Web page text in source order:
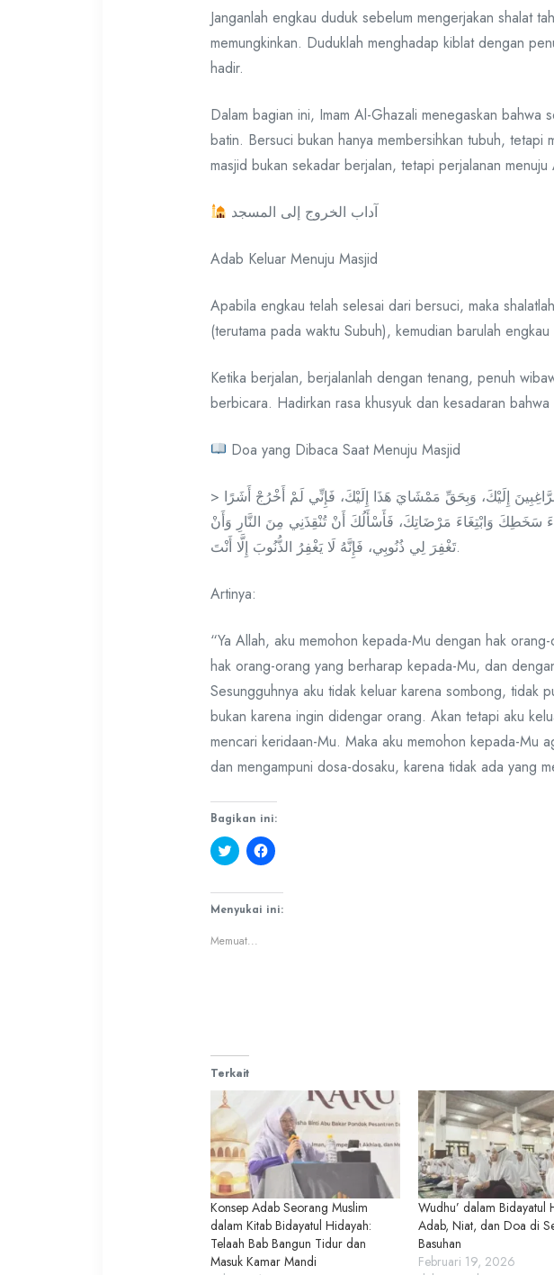
Janganlah engkau duduk sebelum mengerjakan shalat
memungkinkan. Duduklah menghadap kiblat dengan
hadir.
Dalam bagian ini, Imam Al-Ghazali menegaskan bahwa
batin. Bersuci bukan hanya membersihkan tubuh, tetapi
masjid bukan sekadar berjalan, tetapi perjalanan menuju
آداب الخروج إلى المسجد
Adab Keluar Menuju Masjid
Apabila engkau telah selesai dari bersuci, maka
(terutama pada waktu Subuh), kemudian barulah engkau
Ketika berjalan, berjalanlah dengan tenang, penuh
berbicara. Hadirkan rasa khusyuk dan kesadaran
Doa yang Dibaca Saat Menuju Masjid
> اللَّهُمَّ إِنِّي أَسْأَلُكَ بِحَقِّ السَّائِلِينَ عَلَيْكَ، وَبِحَقِّ الرَّاغِبِينَ إِلَيْكَ، وَبِحَقِّ مَمْشَايَ هَذَا إِلَيْكَ، فَإِنِّي لَمْ أَخْرُجْ أَشَرًا
سَخَطِكَ وَابْتِغَاءَ مَرْضَاتِكَ، فَأَسْأَلُكَ أَنْ تُنْقِذَنِي مِنَ النَّارِ وَأَنْ
تَغْفِرَ لِي ذُنُوبِي، فَإِنَّهُ لَا يَغْفِرُ الذُّنُوبَ إِلَّا أَنْتَ.
Artinya:
“Ya Allah, aku memohon kepada-Mu dengan hak
hak orang-orang yang berharap kepada-Mu, dan
Sesungguhnya aku tidak keluar karena sombong, tidak
bukan karena ingin didengar orang. Akan tetapi aku
mencari keridaan-Mu. Maka aku memohon kepada-Mu
dan mengampuni dosa-dosaku, karena tidak ada yang
Bagikan ini:
Klik
untuk
Twitter(Membuka
di
jendela
baru)
Klik
untuk
Facebook(Membuka
di
jendela
Menyukai ini:
Memuat...
Terkait
Konsep Adab Seorang Muslim
dalam Kitab Bidayatul Hidayah:
Telaah Bab Bangun Tidur dan
Masuk Kamar Mandi
Wudhu’ dalam Bidayatul
Adab, Niat, dan Doa di
Basuhan
Februari 19, 2026